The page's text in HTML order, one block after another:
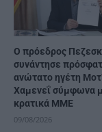
Ο πρόεδρος
συνάντησε
ανώτατο ηγέτη
Χαμενεΐ σύμφωνα
κρατικά ΜΜΕ
09/08/2026